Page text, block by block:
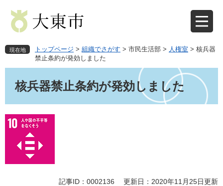
先
で
を
ば
現在地 トップページ > 組織でさがす > 市民生活部 > 人権室 > 核兵器
禁止条約が発効しました
核兵器禁止条約が発効しました
記事ID：0002136 更新日：2020年11月25日更新